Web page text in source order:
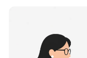
Die Anfrage ist
Zentrum ist
muss, und erhalten